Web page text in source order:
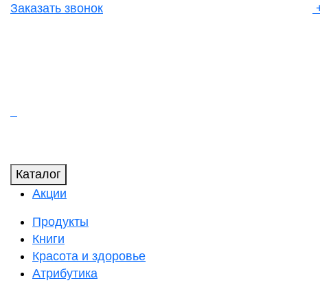
Заказать звонок
Каталог
Акции
Продукты
Книги
Красота и здоровье
Атрибутика